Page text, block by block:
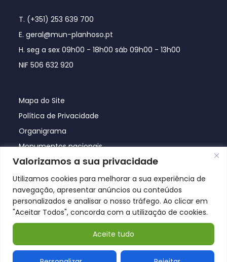
Valorizamos a sua privacidade
Utilizamos cookies para melhorar a sua experiência de
navegação, apresentar anúncios ou conteúdos
personalizados e analisar o nosso tráfego. Ao clicar em
"Aceitar Todos", concorda com a utilização de cookies.
Aceite tudo
T. (+351) 253 639 700
E. geral@mun-planhoso.pt
H. seg a sex 09h00 - 18h00 sáb 09h00 - 13h00
NIF 506 632 920
Mapa do Site
Política de Privacidade
Organigrama
Monumentos nacionais
© Póvoa de Lanhoso 2026